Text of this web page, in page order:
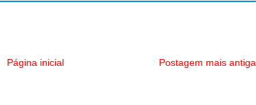
Postagem mais antiga
Página inicial